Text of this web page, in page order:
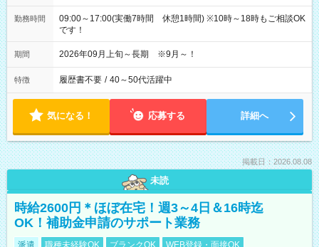
勤務時間
09:00～17:00(実働7時間 休憩1時間) ※10時～18時もご相談OK
です！
期間 2026年09月上旬～長期 ※9月～！
特徴 履歴書不要 / 40～50代活躍中
気になる！ 応募する 詳細へ
掲載日：2026.08.08
未読
時給2600円＊ほぼ在宅！週3～4日＆16時迄
OK！補助金申請のサポート業務
派遣 職種未経験OK ブランクOK WEB登録・面接OK